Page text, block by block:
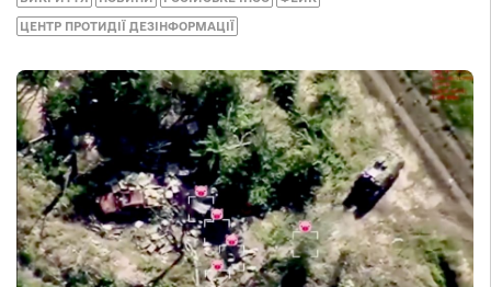
ЦЕНТР ПРОТИДІЇ ДЕЗІНФОРМАЦІЇ